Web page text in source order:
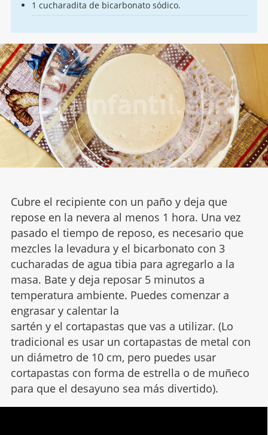
1 cucharadita de bicarbonato sódico.
Cubre el recipiente con un paño y deja que
repose en la nevera al menos 1 hora. Una vez
pasado el tiempo de reposo, es necesario que
mezcles la levadura y el bicarbonato con 3
cucharadas de agua tibia para agregarlo a la
masa. Bate y deja reposar 5 minutos a
temperatura ambiente. Puedes comenzar a
engrasar y calentar la
sartén y el cortapastas que vas a utilizar. (Lo
tradicional es usar un cortapastas de metal con
un diámetro de 10 cm, pero puedes usar
cortapastas con forma de estrella o de muñeco
para que el desayuno sea más divertido).